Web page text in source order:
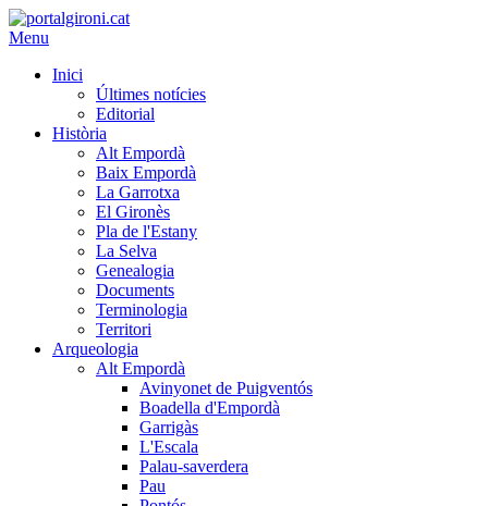
Menu
Inici
Últimes notícies
Editorial
Història
Alt Empordà
Baix Empordà
La Garrotxa
El Gironès
Pla de l'Estany
La Selva
Genealogia
Documents
Terminologia
Territori
Arqueologia
Alt Empordà
Avinyonet de Puigventós
Boadella d'Empordà
Garrigàs
L'Escala
Palau-saverdera
Pau